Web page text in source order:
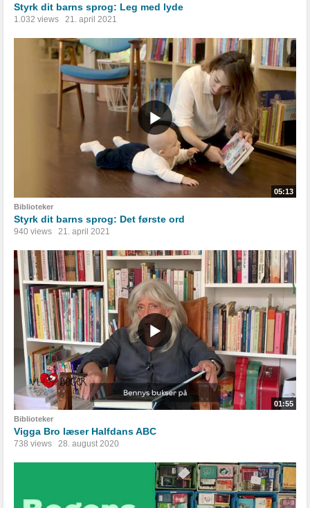
Styrk dit barns sprog: Leg med lyde
1.032 views 21. april 2021
05:13
Biblioteker
Styrk dit barns sprog: Det første ord
940 views 21. april 2021
01:55
Biblioteker
Vigga Bro læser Halfdans ABC
738 views 28. august 2020